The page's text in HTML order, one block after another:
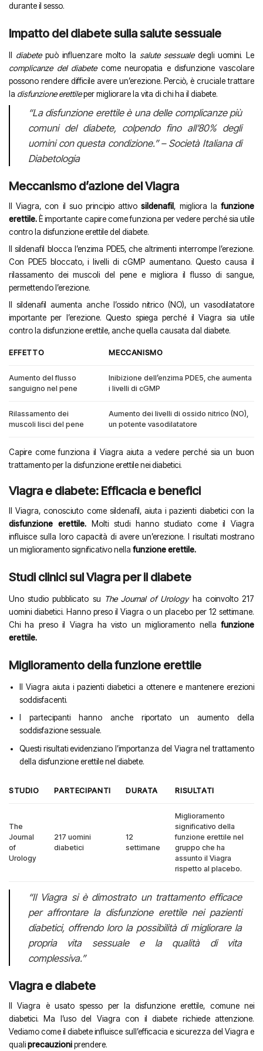
durante il sesso.
Impatto del diabete sulla salute sessuale
diabetepuò influenzare molto la salute sessualedegli uomini. Le
complicanze del diabetecome neuropatia e disfunzione vascolare
possono rendere difficile avere un’erezione. Perciò, è cruciale trattare
la disfunzione erettileper migliorare la vita di chi ha il diabete.
“La disfunzione erettile è una delle complicanze più
comuni del diabete, colpendo fino all’80% degli
uomini con questa condizione.” – Società Italiana di
Diabetologia
Meccanismo d’azione del Viagra
Il Viagra, con il suo principio attivosildenafil , migliora lafunzione
erettile. È importante capire come funziona per vedere perché sia utile
contro la disfunzione erettile del diabete.
Il sildenafil blocca l’enzima PDE5, che altrimenti interrompe l’erezione.
Con PDE5 bloccato, i livelli di cGMP aumentano. Questo causa il
rilassamento dei muscoli del pene e migliora il flusso di sangue,
permettendo l’erezione.
Il sildenafil aumenta anche l’ossido nitrico (NO), un vasodilatatore
importante per l’erezione. Questo spiega perché il Viagra sia utile
contro la disfunzione erettile, anche quella causata dal diabete.
EFFETTO MECCANISMO
Aumento del flusso
sanguigno nel pene
Inibizione dell’enzima PDE5, che aumenta
i livelli di cGMP
Rilassamento dei
muscoli lisci del pene
Aumento dei livelli di ossido nitrico (NO),
un potente vasodilatatore
Capire come funziona il Viagra aiuta a vedere perché sia un buon
trattamento per la disfunzione erettile nei diabetici.
Viagra e diabete: Efficacia e benefici
Il Viagra, conosciuto come sildenafil, aiuta i pazienti diabetici con la
disfunzione erettile.Molti studi hanno studiato come il Viagra
influisce sulla loro capacità di avere un’erezione. I risultati mostrano
un miglioramento significativo nella funzione erettile.
Studi clinici sul Viagra per il diabete
Uno studio pubblicato su The Journal of Urologyha coinvolto 217
uomini diabetici. Hanno preso il Viagra o un placebo per 12 settimane.
Chi ha preso il Viagra ha visto un miglioramento nella funzione
erettile.
Miglioramento della funzione erettile
Il Viagra aiuta i pazienti diabetici a ottenere e mantenere erezioni
soddisfacenti.
I partecipanti hanno anche riportato un aumento della
soddisfazione sessuale.
Questi risultati evidenziano l’importanza del Viagra nel trattamento
della disfunzione erettile nel diabete.
STUDIO PARTECIPANTI DURATA RISULTATI
The
Journal
of
Urology
217 uomini
diabetici
12
settimane
Miglioramento
significativo della
funzione erettile nel
gruppo che ha
assunto il Viagra
rispetto al placebo.
“Il Viagra si è dimostrato un trattamento efficace
per affrontare la disfunzione erettile nei pazienti
diabetici, offrendo loro la possibilità di migliorare la
propria vita sessuale e la qualità di vita
complessiva.”
Viagra e diabete
Il Viagra è usato spesso per la disfunzione erettile, comune nei
diabetici. Ma l’uso del Viagra con il diabete richiede attenzione.
Vediamo come il diabete influisce sull’efficacia e sicurezza del Viagra e
qualiprecauzioniprendere.